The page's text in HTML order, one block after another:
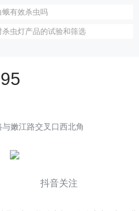
蛾有效杀虫吗
虫灯产品的试验和筛选
嫩江路交叉口西北角
抖音关注